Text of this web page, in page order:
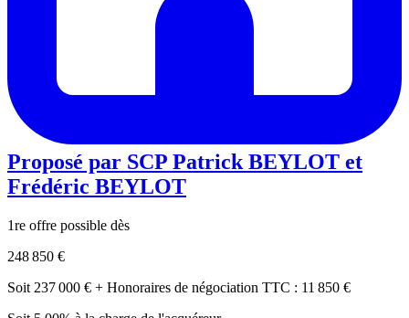
Proposé par SCP Patrick BEYLOT et
Frédéric BEYLOT
1re offre possible dès
248 850 €
Soit 237 000 € + Honoraires de négociation TTC : 11 850 €